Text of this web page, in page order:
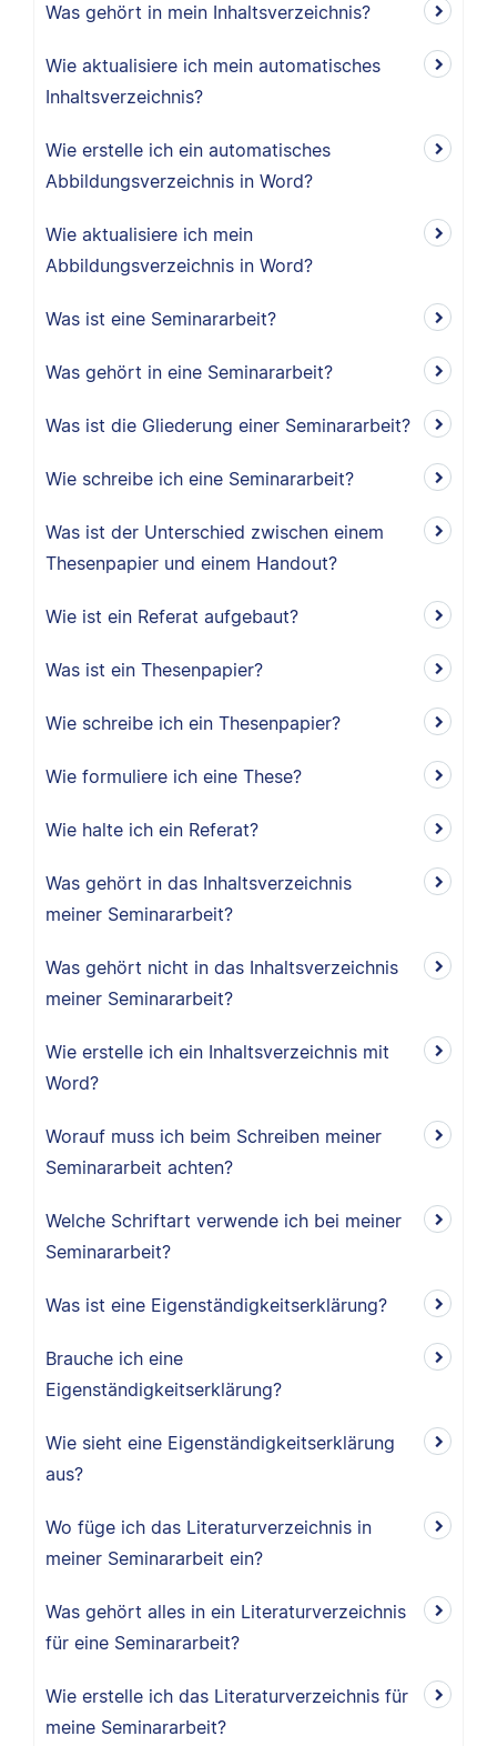
Was gehört in mein Inhaltsverzeichnis?
Wie aktualisiere ich mein automatisches
Inhaltsverzeichnis?
Wie erstelle ich ein automatisches
Abbildungsverzeichnis in Word?
Wie aktualisiere ich mein
Abbildungsverzeichnis in Word?
Was ist eine Seminararbeit?
Was gehört in eine Seminararbeit?
Was ist die Gliederung einer Seminararbeit?
Wie schreibe ich eine Seminararbeit?
Was ist der Unterschied zwischen einem
Thesenpapier und einem Handout?
Wie ist ein Referat aufgebaut?
Was ist ein Thesenpapier?
Wie schreibe ich ein Thesenpapier?
Wie formuliere ich eine These?
Wie halte ich ein Referat?
Was gehört in das Inhaltsverzeichnis
meiner Seminararbeit?
Was gehört nicht in das Inhaltsverzeichnis
meiner Seminararbeit?
Wie erstelle ich ein Inhaltsverzeichnis mit
Word?
Worauf muss ich beim Schreiben meiner
Seminararbeit achten?
Welche Schriftart verwende ich bei meiner
Seminararbeit?
Was ist eine Eigenständigkeitserklärung?
Brauche ich eine
Eigenständigkeitserklärung?
Wie sieht eine Eigenständigkeitserklärung
aus?
Wo füge ich das Literaturverzeichnis in
meiner Seminararbeit ein?
Was gehört alles in ein Literaturverzeichnis
für eine Seminararbeit?
Wie erstelle ich das Literaturverzeichnis für
meine Seminararbeit?